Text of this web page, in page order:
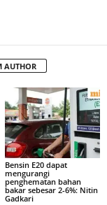
AUTHOR
Bensin E20 dapat
mengurangi
penghematan bahan
bakar sebesar 2-6%: Nitin
Gadkari